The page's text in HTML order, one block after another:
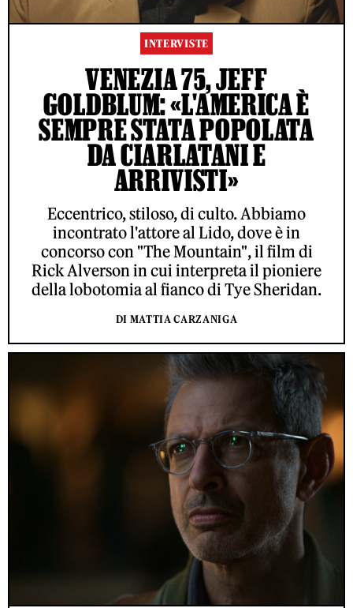
INTERVISTE
VENEZIA 75, JEFF
GOLDBLUM: «L'AMERICA È
SEMPRE STATA POPOLATA
DA CIARLATANI E
ARRIVISTI»
Eccentrico, stiloso, di culto. Abbiamo
incontrato l'attore al Lido, dove è in
concorso con "The Mountain", il film di
Rick Alverson in cui interpreta il pioniere
della lobotomia al fianco di Tye Sheridan.
DI MATTIA CARZANIGA